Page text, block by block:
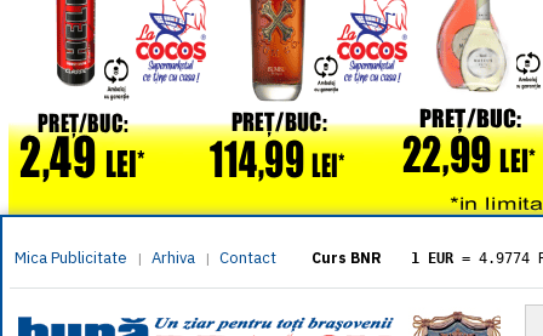
Mica Publicitate | Arhiva | Contact Curs BNR 1 EUR = 4.9774
= 5.8304
1 XAU= 464.4611